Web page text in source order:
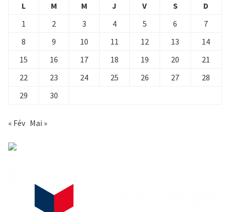
L
M M J V S
D
1
2 3 4 5 6
7
8
9 10 11 12 13
14
15
16 17 18 19 20
21
22
23 24 25 26 27
28
29
30
« Fév Mai »